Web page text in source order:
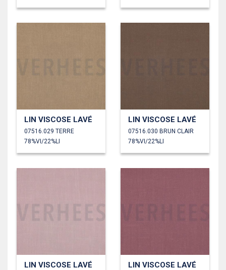
LIN VISCOSE LAVÉ
07516.029 TERRE
78%VI/22%LI
LIN VISCOSE LAVÉ
07516.030 BRUN CLAIR
78%VI/22%LI
LIN VISCOSE LAVÉ LIN VISCOSE LAVÉ